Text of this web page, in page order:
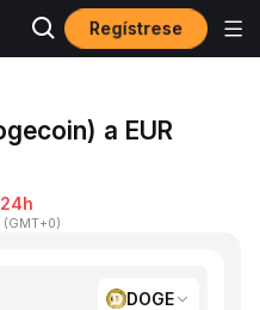
Regístrese
a EUR
24h
(GMT+0)
DOGE